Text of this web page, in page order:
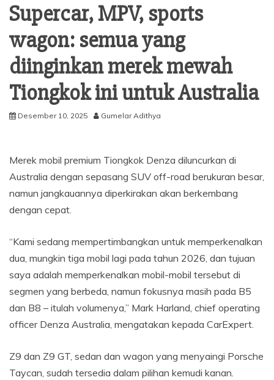
Supercar, MPV, sports
wagon: semua yang
diinginkan merek mewah
Tiongkok ini untuk Australia
Desember 10, 2025 Gumelar Adithya
Merek mobil premium Tiongkok Denza diluncurkan di
Australia dengan sepasang SUV off-road berukuran besar,
namun jangkauannya diperkirakan akan berkembang
dengan cepat.
“Kami sedang mempertimbangkan untuk memperkenalkan
dua, mungkin tiga mobil lagi pada tahun 2026, dan tujuan
saya adalah memperkenalkan mobil-mobil tersebut di
segmen yang berbeda, namun fokusnya masih pada B5
dan B8 – itulah volumenya,” Mark Harland, chief operating
officer Denza Australia, mengatakan kepada CarExpert.
Z9 dan Z9 GT, sedan dan wagon yang menyaingi Porsche
Taycan, sudah tersedia dalam pilihan kemudi kanan.